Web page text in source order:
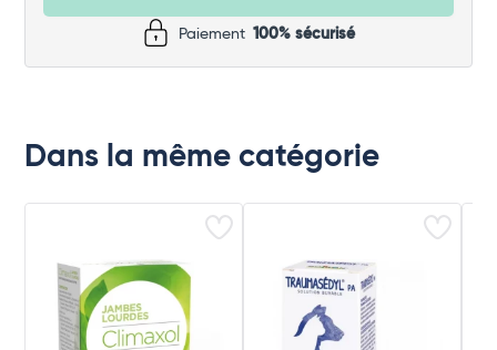
Paiement 100% sécurisé
Dans la même catégorie